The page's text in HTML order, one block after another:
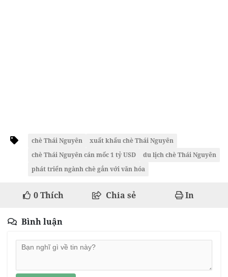
chè Thái Nguyên
xuất khẩu chè Thái Nguyên
chè Thái Nguyên cán mốc 1 tỷ USD
du lịch chè Thái Nguyên
phát triển ngành chè gắn với văn hóa
0Thích Chia sẻ In
Bình luận